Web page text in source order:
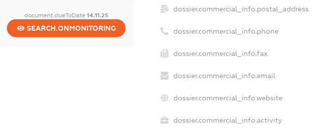
document.dueToDate14.11.25
SEARCH.ONMONITORING
dossier.commercial_info.postal_address
dossier.commercial_info.phone
dossier.commercial_info.fax
dossier.commercial_info.email
dossier.commercial_info.website
dossier.commercial_info.activity